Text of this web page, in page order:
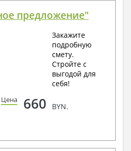
предложение"
Закажите
подробную
смету.
Стройте с
выгодой для
себя!
Цена 660 BYN.